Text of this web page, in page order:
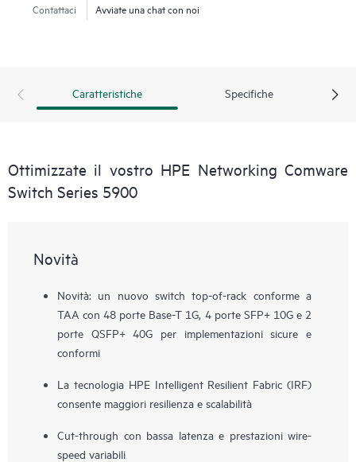
Contattaci Avviate una chat con noi
Caratteristiche Specifiche
Ottimizzate il vostro HPE Networking Comware
Switch Series 5900
Novità
Novità: un nuovo switch top-of-rack conforme a
TAA con 48 porte Base-T 1G, 4 porte SFP+ 10G e 2
porte QSFP+ 40G per implementazioni sicure e
conformi
La tecnologia HPE Intelligent Resilient Fabric (IRF)
consente maggiori resilienza e scalabilità
Cut-through con bassa latenza e prestazioni wire-
speed variabili